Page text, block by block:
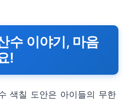
수 이야기, 마음
!
색칠 도안은 아이들의 무한